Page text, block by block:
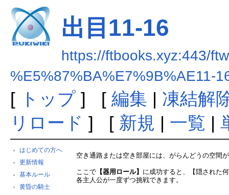
出目11-16
https://ftbooks.xyz:443/
%E5%87%BA%E7%9B%AE11-
[ トップ] [ 編集 | 凍結解
リロード ] [ 新規 | 一覧 |
はじめての方へ
更新情報
基本ルール
黄昏の騎士
空き通路または空き部屋には、がらんどうの空間
ここで 【器用ロール】 に成功すると、【隠された
各主人公が一度ずつ挑戦できます。